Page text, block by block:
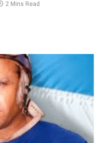
2 Mins Read